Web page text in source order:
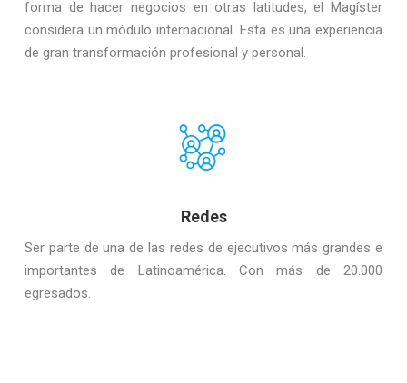
forma de hacer negocios en otras latitudes, el Magíster
considera un módulo internacional. Esta es una experiencia
de gran transformación profesional y personal.
Redes
Ser parte de una de las redes de ejecutivos más grandes e
importantes de Latinoamérica. Con más de 20.000
egresados.